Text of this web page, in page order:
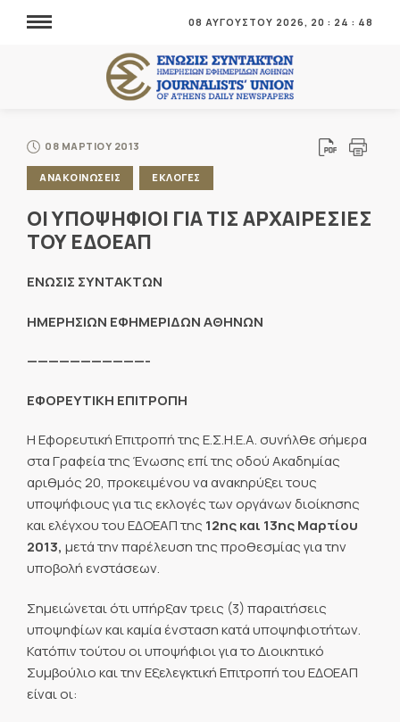
08 ΑΥΓΟΥΣΤΟΥ 2026, 20 : 24 : 48
08 ΜΑΡΤΙΟΥ 2013
ΑΝΑΚΟΙΝΩΣΕΙΣ ΕΚΛΟΓΕΣ
ΟΙ ΥΠΟΨΗΦΙΟΙ ΓΙΑ ΤΙΣ ΑΡΧΑΙΡΕΣΙΕΣ
ΤΟΥ ΕΔΟΕΑΠ
ENΩΣΙΣ ΣΥΝΤΑΚΤΩΝ
ΗΜΕΡΗΣΙΩΝ ΕΦΗΜΕΡΙΔΩΝ ΑΘΗΝΩΝ
———————————-
ΕΦΟΡΕΥΤΙΚΗ ΕΠΙΤΡΟΠΗ
Η Εφορευτική Επιτροπή της Ε.Σ.Η.Ε.Α. συνήλθε σήμερα
στα Γραφεία της Ένωσης επί της οδού Ακαδημίας
αριθμός 20, προκειμένου να ανακηρύξει τους
υποψήφιους για τις εκλογές των οργάνων διοίκησης
και ελέγχου του ΕΔΟΕΑΠ της 12ης και 13ης Μαρτίου
2013, μετά την παρέλευση της προθεσμίας για την
υποβολή ενστάσεων.
Σημειώνεται ότι υπήρξαν τρεις (3) παραιτήσεις
υποψηφίων και καμία ένσταση κατά υποψηφιοτήτων.
Κατόπιν τούτου οι υποψήφιοι για το Διοικητικό
Συμβούλιο και την Εξελεγκτική Επιτροπή του ΕΔΟΕΑΠ
είναι οι: